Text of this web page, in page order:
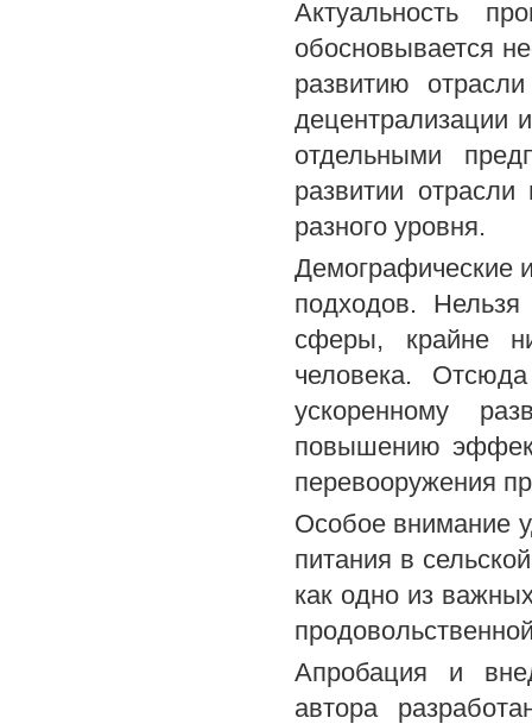
Актуальность
обосновывается
развитию
децентрализации
отдельными
развитии
разного уровня.
Демографические
подходов.
сферы, крайне
человека.
ускоренному
повышению
перевооружения
Особое внимание
питания в
как одно из
Апробация и
автора